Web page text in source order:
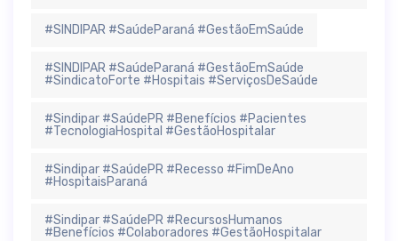
#SINDIPAR #SaúdeParaná #GestãoEmSaúde
#SINDIPAR #SaúdeParaná #GestãoEmSaúde
#SindicatoForte #Hospitais #ServiçosDeSaúde
#Sindipar #SaúdePR #Benefícios #Pacientes
#TecnologiaHospital #GestãoHospitalar
#Sindipar #SaúdePR #Recesso #FimDeAno
#HospitaisParaná
#Sindipar #SaúdePR #RecursosHumanos
#Benefícios #Colaboradores #GestãoHospitalar